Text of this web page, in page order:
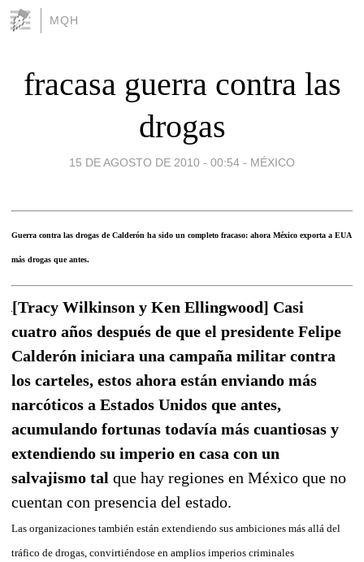
MQH
fracasa guerra contra las
drogas
15 DE AGOSTO DE 2010 - 00:54 - MÉXICO
Guerra contra las drogas de Calderón ha sido un completo fracaso: ahora México exporta a EUA
más drogas que antes.
[Tracy Wilkinson y Ken Ellingwood] Casi
cuatro años después de que el presidente Felipe
Calderón iniciara una campaña militar contra
los carteles, estos ahora están enviando más
narcóticos a Estados Unidos que antes,
acumulando fortunas todavía más cuantiosas y
extendiendo su imperio en casa con un
salvajismo tal que hay regiones en México que no
cuentan con presencia del estado.
Las organizaciones también están extendiendo sus ambiciones más allá del
tráfico de drogas, convirtiéndose en amplios imperios criminales